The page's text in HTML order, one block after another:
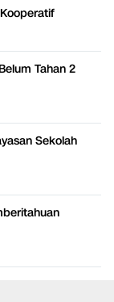
Tahan 2
Sekolah